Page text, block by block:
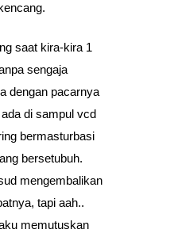
saat kira-kira 1
sengaja
dengan pacarnya
di sampul vcd
bermasturbasi
bersetubuh.
mengembalikan
tapi aah..
memutuskan